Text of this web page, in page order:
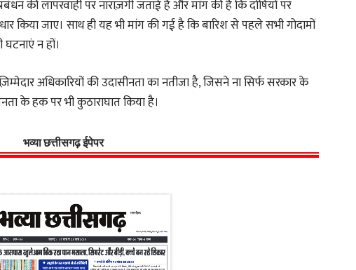
की लापरवाही पर नाराज़गी जताई है और मांग की है कि दोषियों पर
किया जाए। साथ ही यह भी मांग की गई है कि बारिश से पहले सभी गोदामों
न हों।
अधिकारियों की उदासीनता का नतीजा है, जिसने ना सिर्फ सरकार के
के हक पर भी कुठाराघात किया है।
भव्या छत्तीसगढ़ ईपेपर